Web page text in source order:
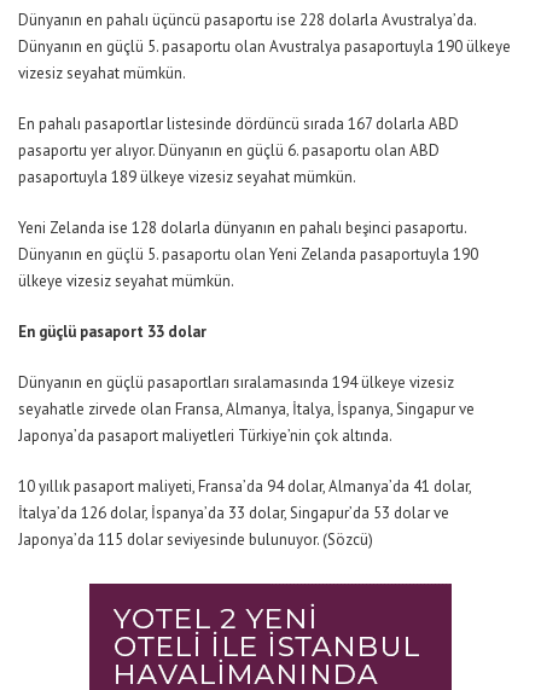
Dünyanın en pahalı üçüncü pasaportu ise 228 dolarla Avustralya’da.
Dünyanın en güçlü 5. pasaportu olan Avustralya pasaportuyla 190 ülkeye
vizesiz seyahat mümkün.
En pahalı pasaportlar listesinde dördüncü sırada 167 dolarla ABD
pasaportu yer alıyor. Dünyanın en güçlü 6. pasaportu olan ABD
pasaportuyla 189 ülkeye vizesiz seyahat mümkün.
Yeni Zelanda ise 128 dolarla dünyanın en pahalı beşinci pasaportu.
Dünyanın en güçlü 5. pasaportu olan Yeni Zelanda pasaportuyla 190
ülkeye vizesiz seyahat mümkün.
En güçlü pasaport 33 dolar
Dünyanın en güçlü pasaportları sıralamasında 194 ülkeye vizesiz
seyahatle zirvede olan Fransa, Almanya, İtalya, İspanya, Singapur ve
Japonya’da pasaport maliyetleri Türkiye’nin çok altında.
10 yıllık pasaport maliyeti, Fransa’da 94 dolar, Almanya’da 41 dolar,
İtalya’da 126 dolar, İspanya’da 33 dolar, Singapur’da 53 dolar ve
Japonya’da 115 dolar seviyesinde bulunuyor. (Sözcü)